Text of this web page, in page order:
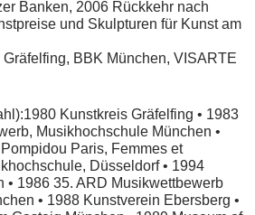
Banken, 2006 Rückkehr nach
und Skulpturen für Kunst am
BBK München, VISARTE
Kunstkreis Gräfelfing • 1983
Musikhochschule München •
Paris, Femmes et
Düsseldorf • 1994
• 1986 35. ARD Musikwettbewerb
• 1988 Kunstverein Ebersberg •